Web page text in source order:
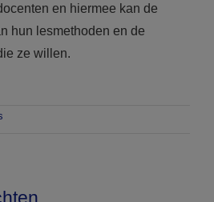
en hiermee kan de
hun lesmethoden en de
ze willen.